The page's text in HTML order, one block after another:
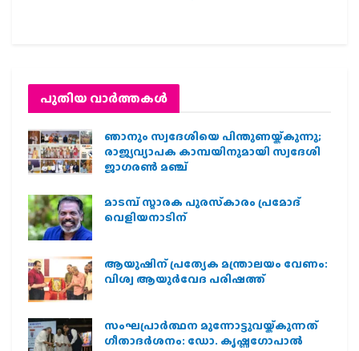
പുതിയ വാര്‍ത്തകള്‍
ഞാനും സ്വദേശിയെ പിന്തുണയ്ക്കുന്നു;
രാജ്യവ്യാപക കാമ്പയിനുമായി സ്വദേശി
ജാഗരണ്‍ മഞ്ച്
മാടമ്പ് സ്മാരക പുരസ്‌കാരം പ്രമോദ്
വെളിയനാടിന്
ആയുഷിന് പ്രത്യേക മന്ത്രാലയം വേണം:
വിശ്വ ആയുര്‍വേദ പരിഷത്ത്
സംഘപ്രാര്‍ത്ഥന മുന്നോട്ടുവയ്ക്കുന്നത്
ഗീതാദര്‍ശനം: ഡോ. കൃഷ്ണഗോപാല്‍